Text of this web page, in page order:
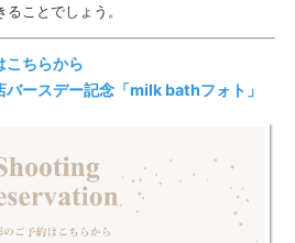
ことでしょう。
ちらから
バースデー記念「milk bathフォト」